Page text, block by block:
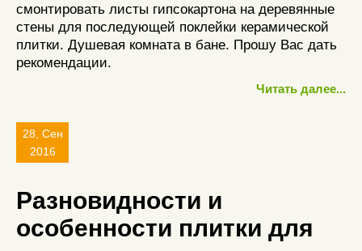
смонтировать листы гипсокартона на деревянные
стены для последующей поклейки керамической
плитки. Душевая комната в бане. Прошу Вас дать
рекомендации.
Читать далее...
28, Сен
2016
Разновидности и
особенности плитки для